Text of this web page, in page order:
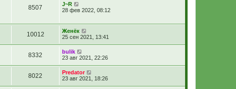
8507
J~R
28 фев 2022, 08:12
10012
Женёк
25 сен 2021, 13:41
8332
bulik
23 авг 2021, 22:26
8022
Predator
23 авг 2021, 18:26